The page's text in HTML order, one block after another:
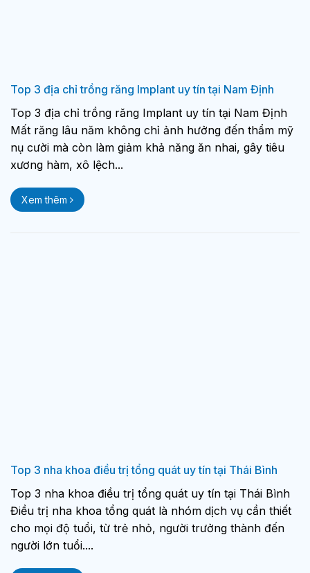
Top 3 địa chỉ trồng răng Implant uy tín tại Nam Định
Top 3 địa chỉ trồng răng Implant uy tín tại Nam Định
Mất răng lâu năm không chỉ ảnh hưởng đến thẩm mỹ
nụ cười mà còn làm giảm khả năng ăn nhai, gây tiêu
xương hàm, xô lệch...
Xem thêm
Top 3 nha khoa điều trị tổng quát uy tín tại Thái Bình
Top 3 nha khoa điều trị tổng quát uy tín tại Thái Bình
Điều trị nha khoa tổng quát là nhóm dịch vụ cần thiết
cho mọi độ tuổi, từ trẻ nhỏ, người trưởng thành đến
người lớn tuổi....